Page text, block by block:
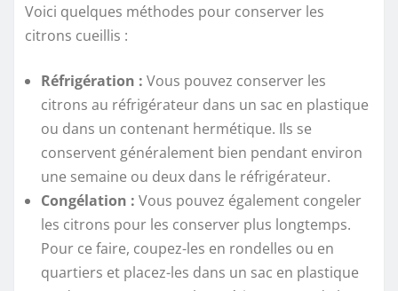
Voici quelques méthodes pour conserver les
citrons cueillis :
Réfrigération : Vous pouvez conserver les
citrons au réfrigérateur dans un sac en plastique
ou dans un contenant hermétique. Ils se
conservent généralement bien pendant environ
une semaine ou deux dans le réfrigérateur.
Congélation : Vous pouvez également congeler
les citrons pour les conserver plus longtemps.
Pour ce faire, coupez-les en rondelles ou en
quartiers et placez-les dans un sac en plastique